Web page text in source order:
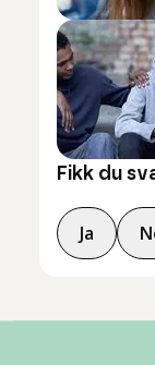
Fikk du
Ja